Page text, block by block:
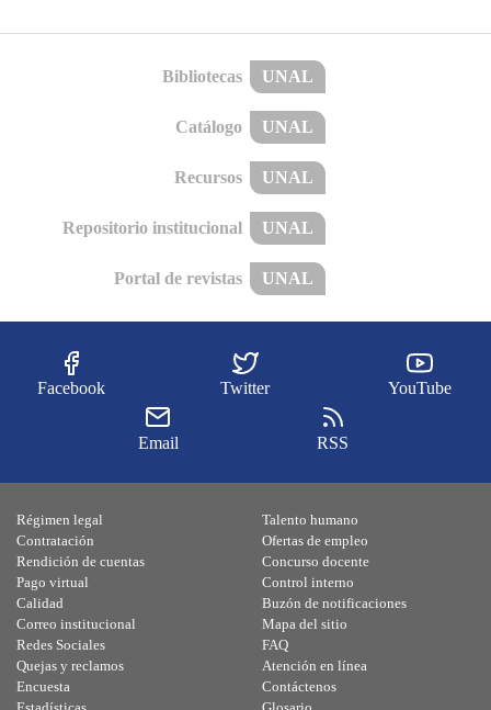
Bibliotecas UNAL
Catálogo UNAL
Recursos UNAL
Repositorio institucional UNAL
Portal de revistas UNAL
Facebook Twitter YouTube
Email RSS
Régimen legal
Contratación
Rendición de cuentas
Pago virtual
Calidad
Talento humano
Ofertas de empleo
Concurso docente
Control interno
Buzón de notificaciones
Correo institucional
Redes Sociales
Quejas y reclamos
Encuesta
Mapa del sitio
FAQ
Atención en línea
Contáctenos